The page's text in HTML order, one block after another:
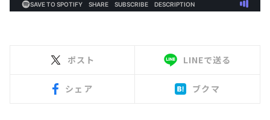
ポスト LINEで送る
シェア ブクマ